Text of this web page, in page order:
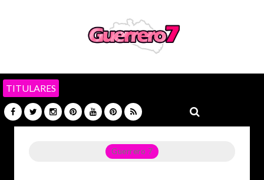
TITULARES
Guerrero 7